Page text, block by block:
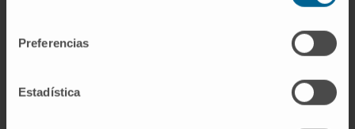
Preferencias
Estadística
¿Qué relación tiene la tirosina
oncología?